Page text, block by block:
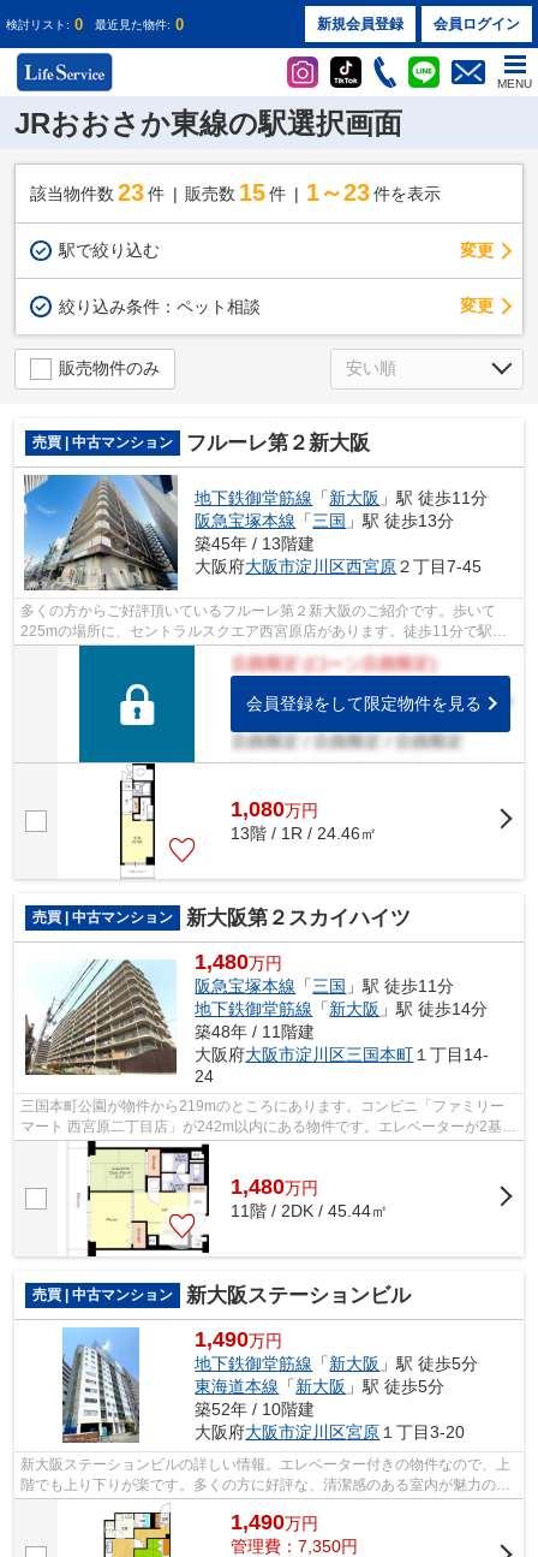
検討リスト: 0 最近見た物件: 0 新規会員登録 会員ログイン
MENU
JRおおさか東線の駅選択画面
該当物件数 23件 販売数 15 件 1～23 件を表示
駅で絞り込む 変更
絞り込み条件： ペット相談 変更
販売物件のみ
売買 | 中古マンション フルーレ第２新大阪
地下鉄御堂筋線 「新大阪 」駅 徒歩11分
阪急宝塚本線 「三国 」駅 徒歩13分
築45年 / 13階建
大阪府大阪市淀川区西宮原２丁目7-45
多くの方からご好評頂いているフルーレ第２新大阪のご紹介です。歩いて
225mの場所に、セントラルスクエア西宮原店があります。徒歩11分で駅へ
のアクセスが可能な物件です。中古マンシ...
会員登録をして限定物件を見る
1,080万円
13階 / 1R / 24.46㎡
売買 | 中古マンション 新大阪第２スカイハイツ
1,480万円
阪急宝塚本線 「三国 」駅 徒歩11分
地下鉄御堂筋線 「新大阪 」駅 徒歩14分
築48年 / 11階建
大阪府大阪市淀川区三国本町 １丁目14-
24
三国本町公園が物件から219mのところにあります。コンビニ「ファミリー
マート 西宮原二丁目店」が242m以内にある物件です。エレベーターが2基あ
ります。共有部分も清潔感があり、綺麗...
1,480万円
11階 / 2DK / 45.44㎡
売買 | 中古マンション 新大阪ステーションビル
1,490万円
地下鉄御堂筋線 「新大阪 」駅 徒歩5分
東海道本線 「新大阪 」駅 徒歩5分
築52年 / 10階建
大阪府大阪市淀川区宮原 １丁目3-20
新大阪ステーションビルの詳しい情報。エレベーター付きの物件なので、上
階でも上り下りが楽です。多くの方に好評な、清潔感のある室内が魅力の中
古マンションです。おでかけ好きな方...
1,490万円
管理費：7,350円